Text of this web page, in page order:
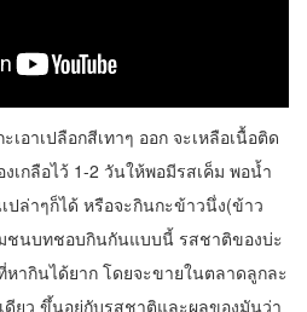
อาเปลือกสีเทาๆ ออก จะเหลือเนื้อติด
เกลือไว้ 1-2 วันให้พอมีรสเค็ม พอน้ำ
ปล่าๆก็ได้ หรือจะกินกะข้าวนึ่ง(ข้าว
ชนบทชอบกินกันแบบนี้ รสชาติของบ่ะ
ากินได้ยาก โดยจะขายในตลาดลูกละ
ดียว ขึ้นอยู่กับรสชาติและผลของมันว่า